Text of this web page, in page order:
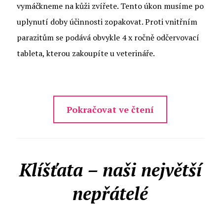
vymáčkneme na kůži zvířete. Tento úkon musíme po
uplynutí doby účinnosti zopakovat. Proti vnitřním
parazitům se podává obvykle 4 x ročně odčervovací
tableta, kterou zakoupíte u veterináře.
Pokračovat ve čtení
Klíšťata – naši největší
nepřátelé